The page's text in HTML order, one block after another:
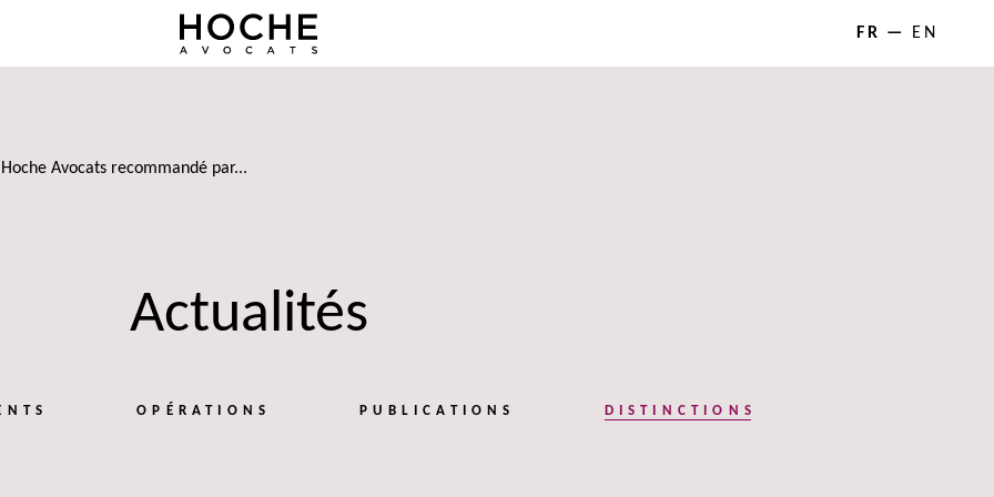
FR EN
Hoche Avocats recommandé par...
Actualités
OPÉRATIONS PUBLICATIONS DISTINCTIONS